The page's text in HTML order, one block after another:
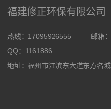
福建修正环保有限公司
热线：17095926555 邮箱：
QQ：1161886
地址：福州市江滨东大道东方名城